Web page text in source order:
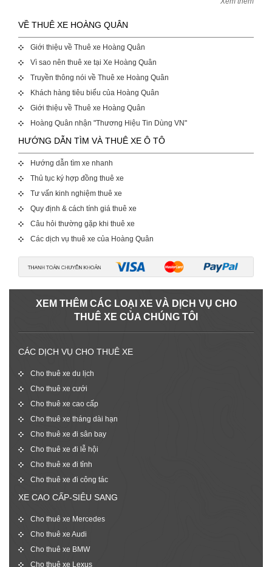
VỀ THUÊ XE HOÀNG QUÂN
Giới thiệu về Thuê xe Hoàng Quân
Vì sao nên thuê xe tại Xe Hoàng Quân
Truyền thông nói về Thuê xe Hoàng Quân
Khách hàng tiêu biểu của Hoàng Quân
Giới thiệu về Thuê xe Hoàng Quân
Hoàng Quân nhận "Thương Hiệu Tin Dùng VN"
HƯỚNG DẪN TÌM VÀ THUÊ XE Ô TÔ
Hướng dẫn tìm xe nhanh
Thủ tục ký hợp đồng thuê xe
Tư vấn kinh nghiệm thuê xe
Quy định & cách tính giá thuê xe
Câu hỏi thường gặp khi thuê xe
Các dịch vụ thuê xe của Hoàng Quân
XEM THÊM CÁC LOẠI XE VÀ DỊCH VỤ CHO
THUÊ XE CỦA CHÚNG TÔI
CÁC DỊCH VỤ CHO THUÊ XE
Cho thuê xe du lịch
Cho thuê xe cưới
Cho thuê xe cao cấp
Cho thuê xe tháng dài hạn
Cho thuê xe đi sân bay
Cho thuê xe đi lễ hội
Cho thuê xe đi tỉnh
Cho thuê xe đi công tác
XE CAO CẤP-SIÊU SANG
Cho thuê xe Mercedes
Cho thuê xe Audi
Cho thuê xe BMW
Cho thuê xe Lexus